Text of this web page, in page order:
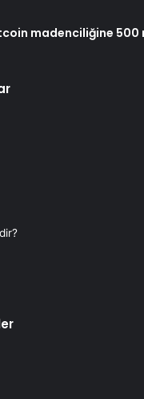
madenciliğine 500